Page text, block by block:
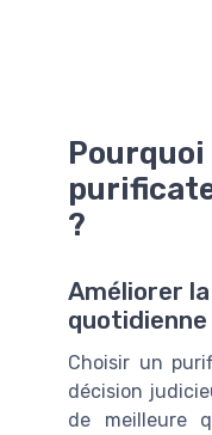
?
Améliorer
quotidienne
Choisir un
décision
de meilleure